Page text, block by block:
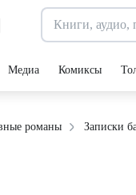
Медиа Комиксы
романы Записки